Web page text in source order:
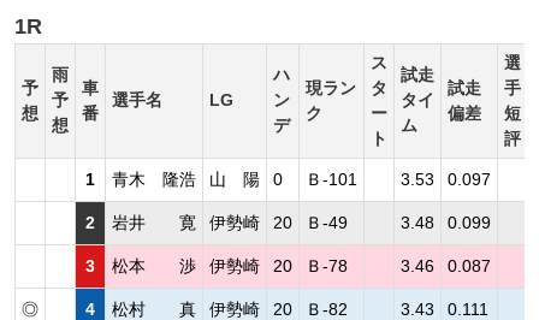
1R
予
想
雨
予
想
車
番
選手名 LG
ハ
ン
デ
現ラン
ク
ス
タ
ー
ト
試走
タイ
ム
試走
偏差
選
手
短
評
1 青木 隆浩 山 陽 0 Ｂ-101 3.53 0.097
2 岩井 寛 伊勢崎 20 Ｂ-49 3.48 0.099
3 松本 渉 伊勢崎 20 Ｂ-78 3.46 0.087
◎ 4 松村 真 伊勢崎 20 Ｂ-82 3.43 0.111